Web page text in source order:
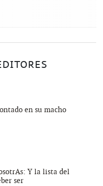
en su macho
Y la lista del
ser